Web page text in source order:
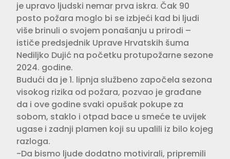
je upravo ljudski nemar prva iskra. Čak 90
posto požara moglo bi se izbjeći kad bi ljudi
više brinuli o svojem ponašanju u prirodi –
ističe predsjednik Uprave Hrvatskih šuma
Nediljko Dujić na početku protupožarne sezone
2024. godine.
Budući da je 1. lipnja službeno započela sezona
visokog rizika od požara, pozvao je građane
da i ove godine svaki opušak pokupe za
sobom, staklo i otpad bace u smeće te uvijek
ugase i zadnji plamen koji su upalili iz bilo kojeg
razloga.
-Da bismo ljude dodatno motivirali, pripremili